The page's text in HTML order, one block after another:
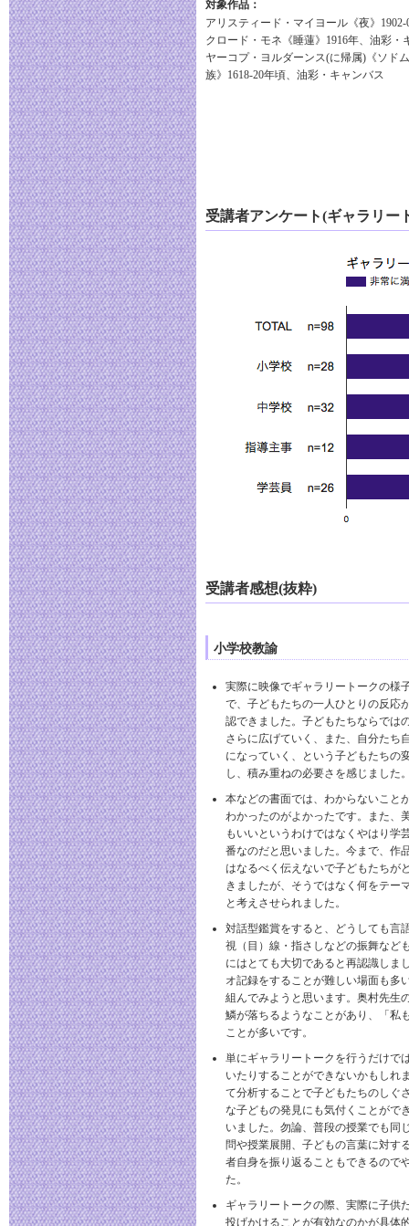
対象作品：
アリスティード・マイヨール《夜》
クロード・モネ《睡蓮》1916年、油彩・
ヤーコプ・ヨルダーンス(に帰属)《ソド
族》1618-20年頃、油彩・キャンバス
受講者アンケート(ギャラリー
受講者感想(抜粋)
小学校教諭
実際に映像でギャラリートークの様
で、子どもたちの一人ひとりの反応
認できました。子どもたちならでは
さらに広げていく、また、自分たち
になっていく、という子どもたちの
し、積み重ねの必要さを感じました
本などの書面では、わからないこと
わかったのがよかったです。また、
もいいというわけではなくやはり学
番なのだと思いました。今まで、作
はなるべく伝えないで子どもたちが
きましたが、そうではなく何をテー
と考えさせられました。
対話型鑑賞をすると、どうしても言
視（目）線・指さしなどの振舞など
にはとても大切であると再認識しま
オ記録をすることが難しい場面も多
組んでみようと思います。奥村先生
鱗が落ちるようなことがあり、「私
ことが多いです。
単にギャラリートークを行うだけで
いたりすることができないかもしれ
て分析することで子どもたちのしぐ
な子どもの発見にも気付くことがで
いました。勿論、普段の授業でも同
問や授業展開、子どもの言葉に対す
者自身を振り返ることもできるので
た。
ギャラリートークの際、実際に子供
投げかけることが有効なのかが具体